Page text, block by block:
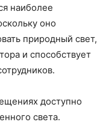
наиболее
оно
природный свет,
и способствует
доступно
света.